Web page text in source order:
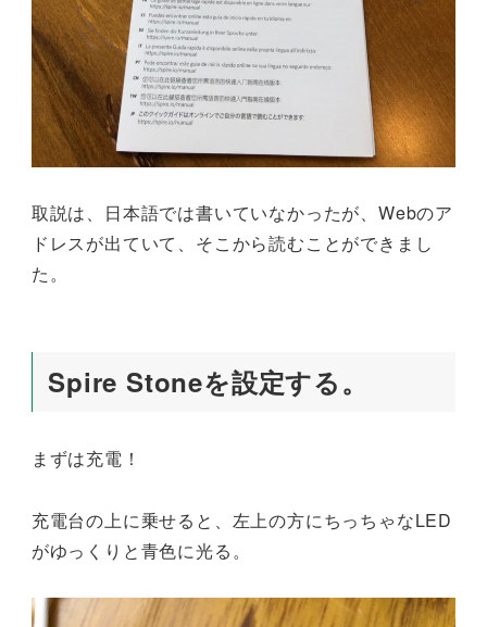
取説は、日本語では書いていなかったが、Webのア
ドレスが出ていて、そこから読むことができまし
た。
Spire Stoneを設定する。
まずは充電！
充電台の上に乗せると、左上の方にちっちゃなLED
がゆっくりと青色に光る。